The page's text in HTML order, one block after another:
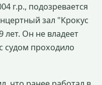
г.р., подозревается
зал "Крокус
лет. Он не владеет
судом проходило